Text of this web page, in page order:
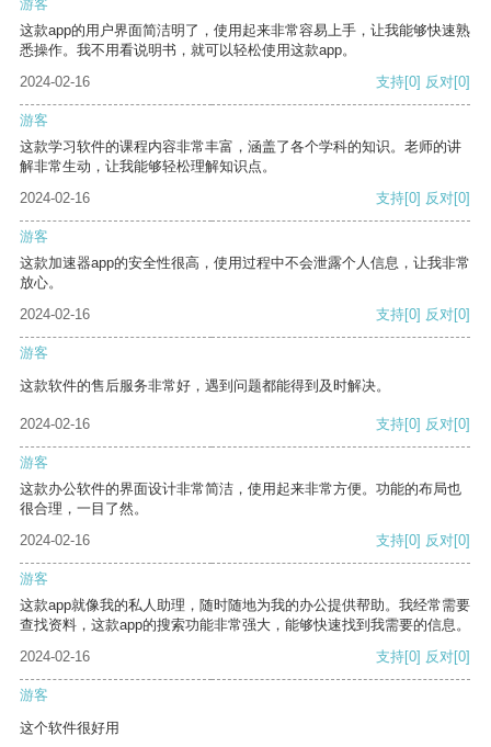
游客
这款app的用户界面简洁明了，使用起来非常容易上手，让我能够快速熟
悉操作。我不用看说明书，就可以轻松使用这款app。
2024-02-16
支持[0] 反对[0]
游客
这款学习软件的课程内容非常丰富，涵盖了各个学科的知识。老师的讲
解非常生动，让我能够轻松理解知识点。
2024-02-16
支持[0] 反对[0]
游客
这款加速器app的安全性很高，使用过程中不会泄露个人信息，让我非常
放心。
2024-02-16
支持[0] 反对[0]
游客
这款软件的售后服务非常好，遇到问题都能得到及时解决。
2024-02-16 支持[0] 反对[0]
游客
这款办公软件的界面设计非常简洁，使用起来非常方便。功能的布局也
很合理，一目了然。
2024-02-16
支持[0] 反对[0]
游客
这款app就像我的私人助理，随时随地为我的办公提供帮助。我经常需要
查找资料，这款app的搜索功能非常强大，能够快速找到我需要的信息。
2024-02-16
支持[0] 反对[0]
游客
这个软件很好用